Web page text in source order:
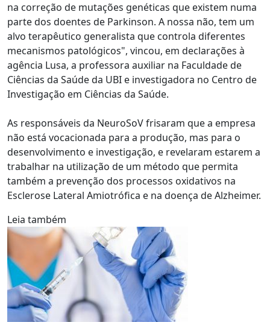
na correção de mutações genéticas que existem numa
parte dos doentes de Parkinson. A nossa não, tem um
alvo terapêutico generalista que controla diferentes
mecanismos patológicos", vincou, em declarações à
agência Lusa, a professora auxiliar na Faculdade de
Ciências da Saúde da UBI e investigadora no Centro de
Investigação em Ciências da Saúde.
As responsáveis da NeuroSoV frisaram que a empresa
não está vocacionada para a produção, mas para o
desenvolvimento e investigação, e revelaram estarem a
trabalhar na utilização de um método que permita
também a prevenção dos processos oxidativos na
Esclerose Lateral Amiotrófica e na doença de Alzheimer.
Leia também